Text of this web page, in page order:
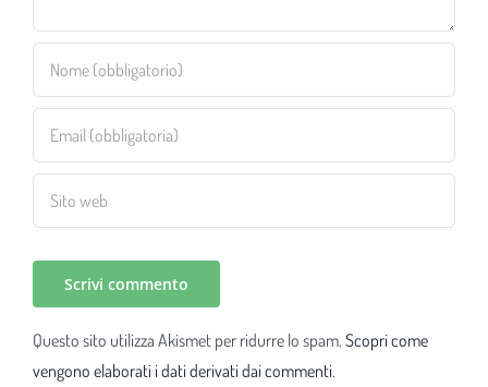
Questo sito utilizza Akismet per ridurre lo spam. Scopri come
vengono elaborati i dati derivati dai commenti.